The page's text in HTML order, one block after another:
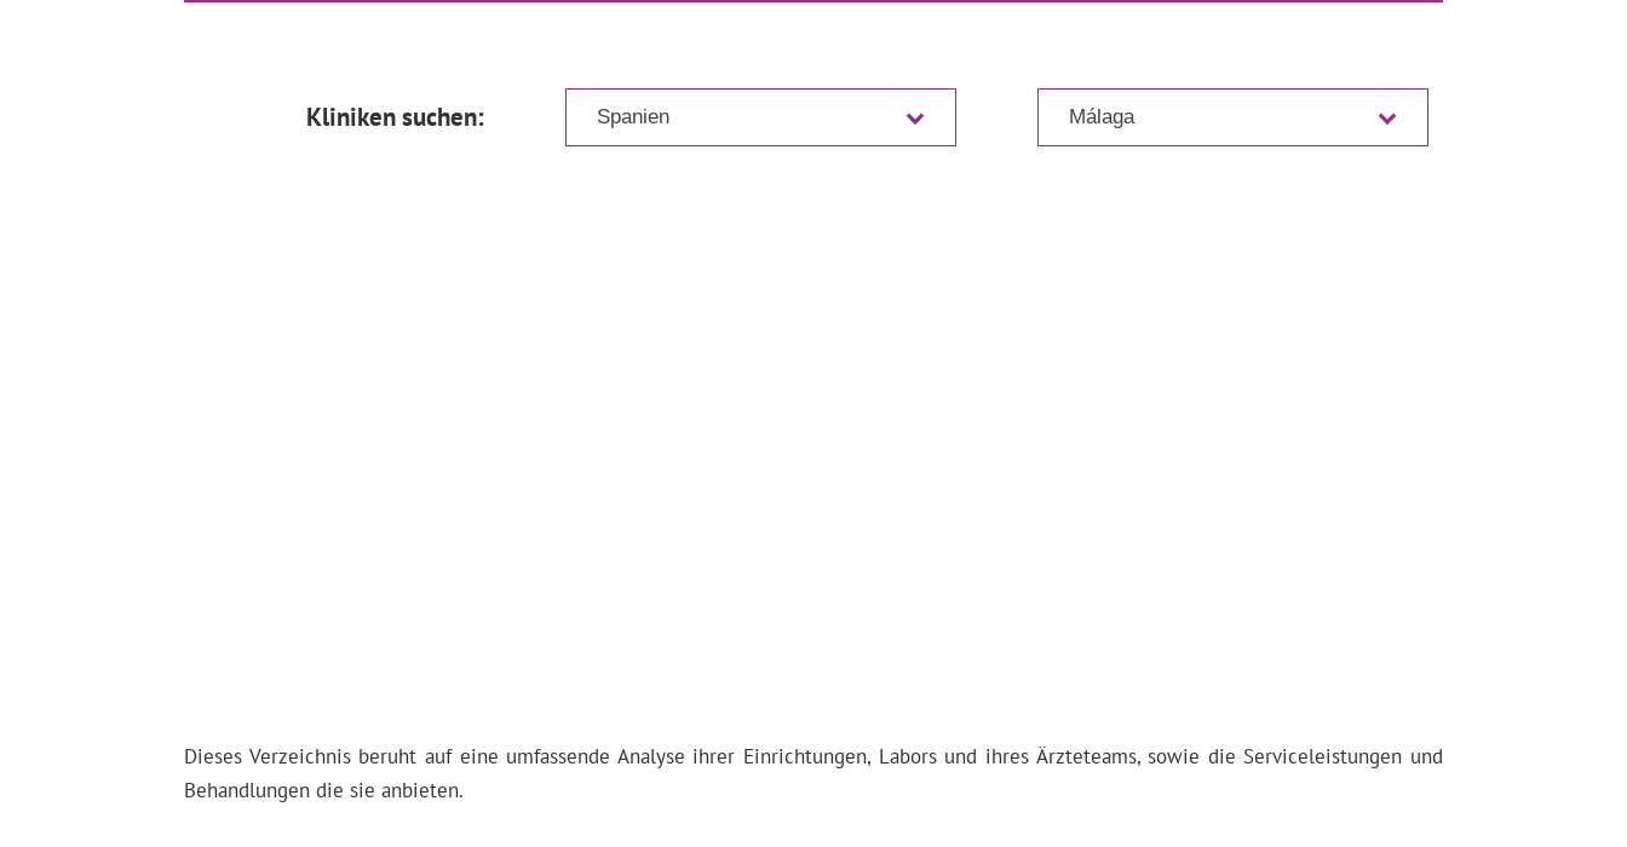
Kliniken suchen:
Dieses Verzeichnis beruht auf eine umfassende Analyse ihrer Einrichtungen, Labors und ihres Ärzteteams, sowie die Serviceleistungen und
Behandlungen die sie anbieten.